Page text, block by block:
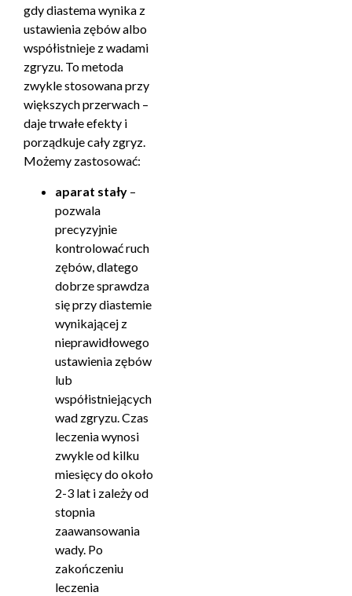
gdy diastema wynika z
ustawienia zębów albo
współistnieje z wadami
zgryzu. To metoda
zwykle stosowana przy
większych przerwach –
daje trwałe efekty i
porządkuje cały zgryz.
Możemy zastosować:
aparat stały –
pozwala
precyzyjnie
kontrolować ruch
zębów, dlatego
dobrze sprawdza
się przy diastemie
wynikającej z
nieprawidłowego
ustawienia zębów
lub
współistniejących
wad zgryzu. Czas
leczenia wynosi
zwykle od kilku
miesięcy do około
2-3 lat i zależy od
stopnia
zaawansowania
wady. Po
zakończeniu
leczenia